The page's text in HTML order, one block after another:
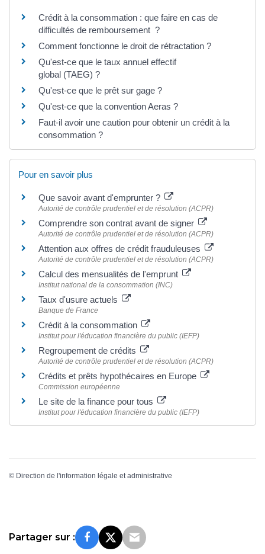
Crédit à la consommation : que faire en cas de
difficultés de remboursement ?
Comment fonctionne le droit de rétractation ?
Qu'est-ce que le taux annuel effectif
global (TAEG) ?
Qu'est-ce que le prêt sur gage ?
Qu'est-ce que la convention Aeras ?
Faut-il avoir une caution pour obtenir un crédit à la
consommation ?
Pour en savoir plus
Que savoir avant d'emprunter ?
Autorité de contrôle prudentiel et de résolution (ACPR)
Comprendre son contrat avant de signer
Autorité de contrôle prudentiel et de résolution (ACPR)
Attention aux offres de crédit frauduleuses
Autorité de contrôle prudentiel et de résolution (ACPR)
Calcul des mensualités de l'emprunt
Institut national de la consommation (INC)
Taux d'usure actuels
Banque de France
Crédit à la consommation
Institut pour l'éducation financière du public (IEFP)
Regroupement de crédits
Autorité de contrôle prudentiel et de résolution (ACPR)
Crédits et prêts hypothécaires en Europe
Commission européenne
Le site de la finance pour tous
Institut pour l'éducation financière du public (IEFP)
© Direction de l'information légale et administrative
Partager sur :